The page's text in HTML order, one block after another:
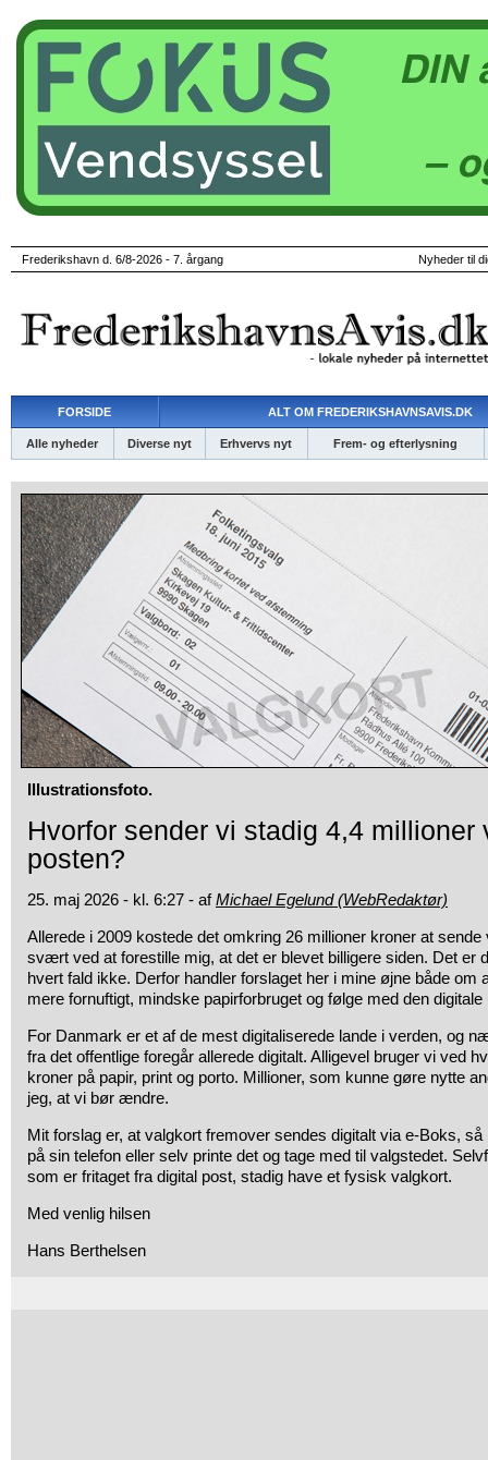
Frederikshavn d. 6/8-2026 - 7. årgang Nyheder til
FORSIDE ALT OM FREDERIKSHAVNSAVIS.DK
Alle nyheder Diverse nyt Erhvervs nyt Frem- og efterlysning
Illustrationsfoto.
Hvorfor sender vi stadig 4,4 millioner
posten?
25. maj 2026 - kl. 6:27 - afMichael Egelund (WebRedaktør)
Allerede i 2009 kostede det omkring 26 millioner kroner at sende
svært ved at forestille mig, at det er blevet billigere siden. Det er
hvert fald ikke. Derfor handler forslaget her i mine øjne både om
mere fornuftigt, mindske papirforbruget og følge med den digitale
For Danmark er et af de mest digitaliserede lande i verden, og
fra det offentlige foregår allerede digitalt. Alligevel bruger vi ved
kroner på papir, print og porto. Millioner, som kunne gøre nytte
jeg, at vi bør ændre.
Mit forslag er, at valgkort fremover sendes digitalt via e-Boks,
på sin telefon eller selv printe det og tage med til valgstedet.
som er fritaget fra digital post, stadig have et fysisk valgkort.
Med venlig hilsen
Hans Berthelsen